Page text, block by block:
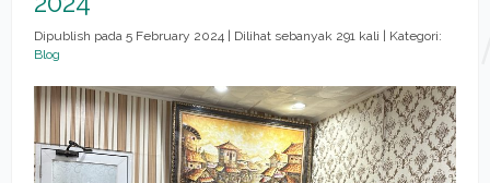
Dipublish pada 5 February 2024 | Dilihat sebanyak 291 kali | Kategori:
Blog